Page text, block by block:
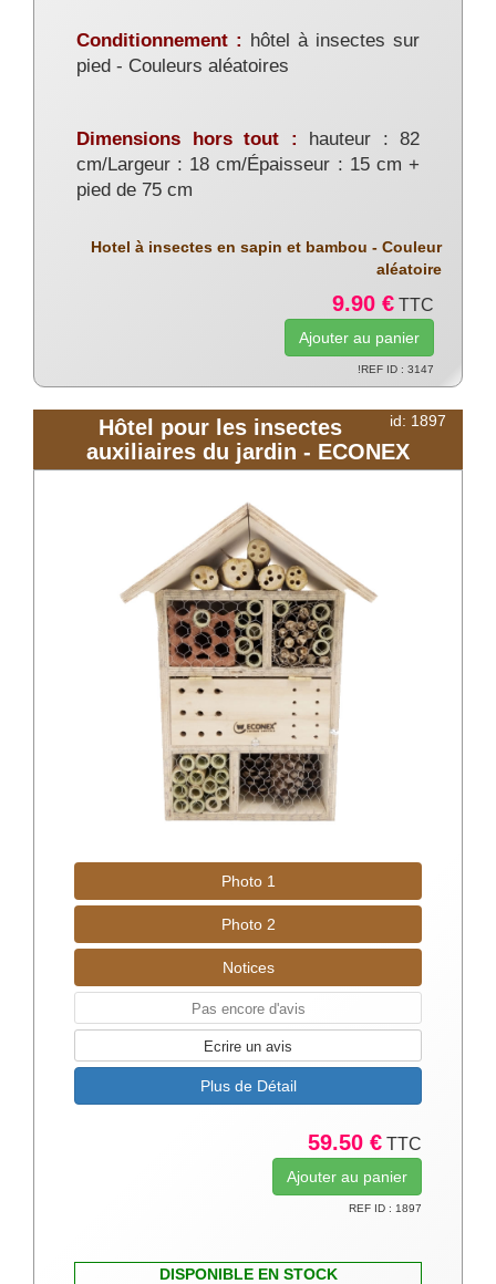
Conditionnement : hôtel à insectes sur
pied - Couleurs aléatoires
Dimensions hors tout :
hauteur : 82
cm/Largeur : 18 cm/Épaisseur : 15 cm +
pied de 75 cm
Hotel à insectes en sapin et bambou - Couleur
aléatoire
9.90 € TTC
!REF ID : 3147
id: 1897
Hôtel pour les insectes
auxiliaires du jardin - ECONEX
Photo 1
Photo 2
Notices
Pas encore d'avis
Ecrire un avis
Plus de Détail
59.50 € TTC
REF ID : 1897
DISPONIBLE EN STOCK